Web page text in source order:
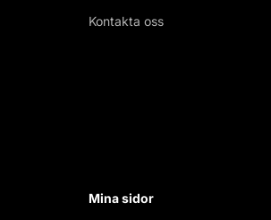
Kontakta oss
Mina sidor